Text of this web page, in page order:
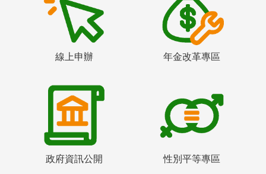
線上申辦 年金改革專區
政府資訊公開 性別平等專區